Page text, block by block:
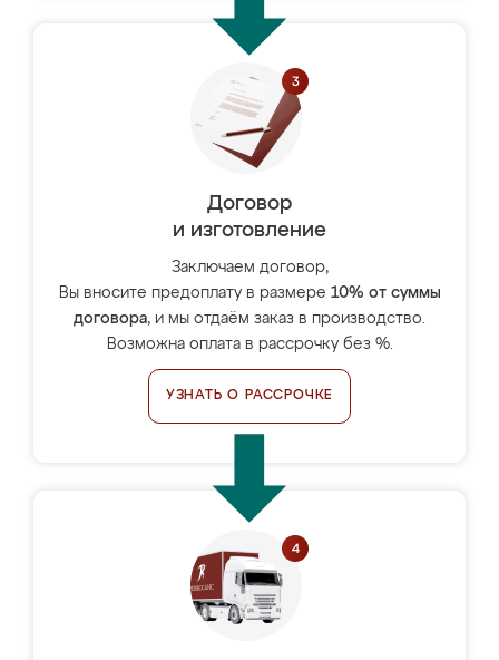
Договор
и изготовление
Заключаем договор,
Вы вносите предоплату в размере 10% от суммы
договора, и мы отдаём заказ в производство.
Возможна оплата в рассрочку без %.
УЗНАТЬ О РАССРОЧКЕ